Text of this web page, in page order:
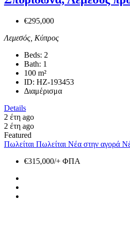
€295,000
Λεμεσός, Κύπρος
Beds: 2
Bath: 1
100 m²
ID: HZ-193453
Διαμέρισμα
Details
2 έτη ago
2 έτη ago
Featured
Πωλείται Πωλείται Νέα στην αγορά
€315,000/+ ΦΠΑ